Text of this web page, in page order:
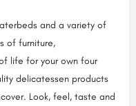
and a variety of
of furniture,
life for your own four
delicatessen products
Look, feel, taste and